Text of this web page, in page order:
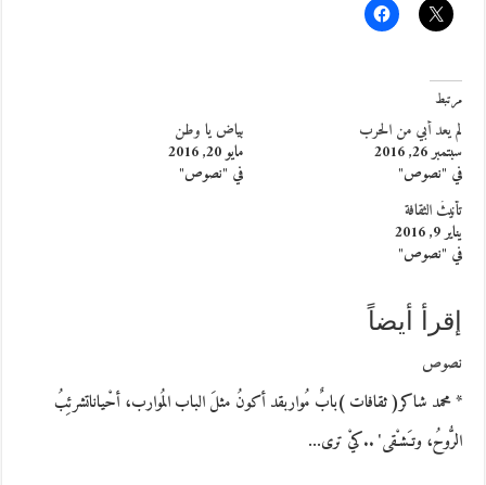
مرتبط
لم يعد أبي من الحرب
سبتمبر 26, 2016
في "نصوص"
بياض يا وطن
مايو 20, 2016
في "نصوص"
تأنيثُ الثقافة
يناير 9, 2016
في "نصوص"
إقرأ أيضاً
نصوص
* محمد شاكر( ثقافات )بابٌ مُواربقد أكونُ مثلَ الباب المُوارب، أحْياناتشرئِبُ
الرُّوحُ، وتـَشـْقى' ..كيْ ترى…